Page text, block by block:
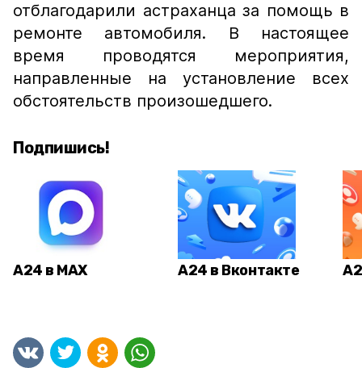
отблагодарили астраханца за помощь в
ремонте автомобиля. В настоящее
время проводятся мероприятия,
направленные на установление всех
обстоятельств произошедшего.
Подпишись!
А24 в MAX А24 в Вконтакте